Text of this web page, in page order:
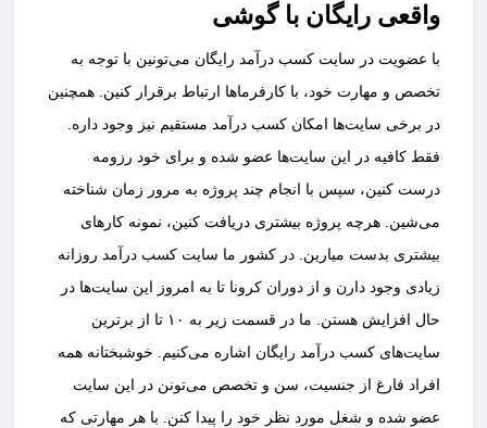
واقعی رایگان با گوشی
با عضویت در سایت‌ کسب درآمد رایگان می‌تونین با توجه به
تخصص و مهارت خود، با کارفرماها ارتباط برقرار کنین. همچنین
در برخی سایت‌ها امکان کسب درآمد مستقیم نیز وجود داره‌.
فقط کافیه در این سایت‌ها عضو شده و برای خود رزومه
درست کنین، سپس با انجام چند پروژه به مرور زمان شناخته
می‌شین. هرچه پروژه بیشتری دریافت کنین، نمونه کارهای
بیشتری بدست میارین. در کشور ما سایت کسب درآمد روزانه
زیادی وجود دارن و از دوران کرونا تا به امروز این سایت‌ها در
حال افزایش هستن. ما در قسمت زیر به ۱۰ تا از برترین
سایت‌های کسب درآمد رایگان اشاره می‌کنیم. خوشبختانه همه
افراد فارغ از جنسیت، سن و تخصص می‌تونن در این سایت
عضو شده و شغل مورد نظر خود را پیدا کنن. با هر مهارتی که